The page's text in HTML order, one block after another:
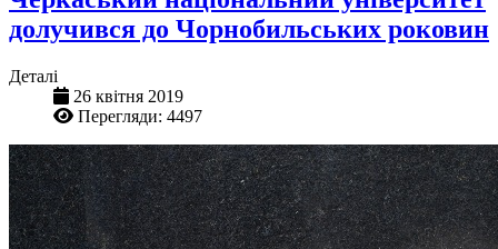
долучився до Чорнобильських роковин
Деталі
26 квітня 2019
Перегляди: 4497